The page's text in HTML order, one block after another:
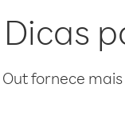
Dicas
Out fornece